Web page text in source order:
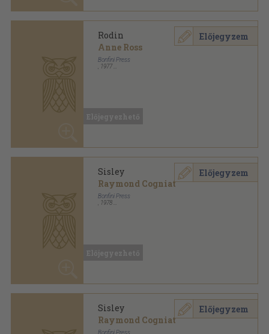
Rodin
Anne Ross
Bonfini Press
,1977
Vászon ,94oldal
Előjegyzem
Sisley
Raymond Cogniat
Bonfini Press
,1978
Fűzött keménykötés,90oldal
Előjegyzem
Sisley
Raymond Cogniat
Bonfini Press
,1982
Fűzött keménykötés,95oldal
Előjegyzem